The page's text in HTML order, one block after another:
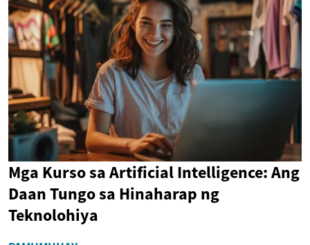
Mga Kurso sa Artificial Intelligence: Ang
Daan Tungo sa Hinaharap ng
Teknolohiya